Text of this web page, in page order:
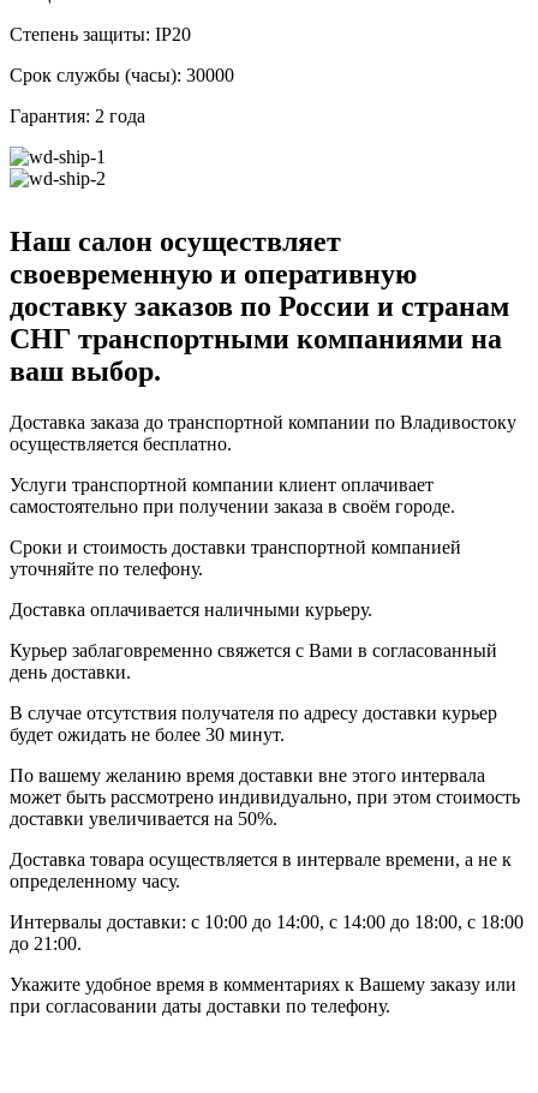
Степень защиты: IP20
Срок службы (часы): 30000
Гарантия: 2 года
Наш салон осуществляет
своевременную и оперативную
доставку заказов по России и странам
СНГ транспортными компаниями на
ваш выбор.
Доставка заказа до транспортной компании по Владивостоку
осуществляется бесплатно.
Услуги транспортной компании клиент оплачивает
самостоятельно при получении заказа в своём городе.
Сроки и стоимость доставки транспортной компанией
уточняйте по телефону.
Доставка оплачивается наличными курьеру.
Курьер заблаговременно свяжется с Вами в согласованный
день доставки.
В случае отсутствия получателя по адресу доставки курьер
будет ожидать не более 30 минут.
По вашему желанию время доставки вне этого интервала
может быть рассмотрено индивидуально, при этом стоимость
доставки увеличивается на 50%.
Доставка товара осуществляется в интервале времени, а не к
определенному часу.
Интервалы доставки: с 10:00 до 14:00, с 14:00 до 18:00, с 18:00
до 21:00.
Укажите удобное время в комментариях к Вашему заказу или
при согласовании даты доставки по телефону.